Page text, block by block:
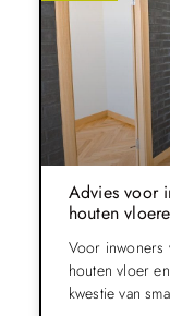
Advies voor
houten
Voor inwoners
houten vloer
kwestie van